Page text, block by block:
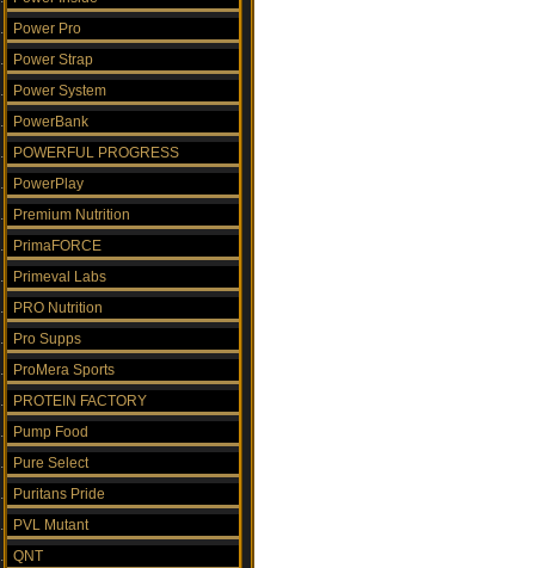
Power Pro
Power Strap
Power System
PowerBank
POWERFUL PROGRESS
PowerPlay
Premium Nutrition
PrimaFORCE
Primeval Labs
PRO Nutrition
Pro Supps
ProMera Sports
PROTEIN FACTORY
Pump Food
Pure Select
Puritans Pride
PVL Mutant
QNT